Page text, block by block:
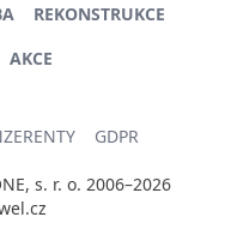
REKONSTRUKCE
AKCE
GDPR
s. r. o. 2006–2026